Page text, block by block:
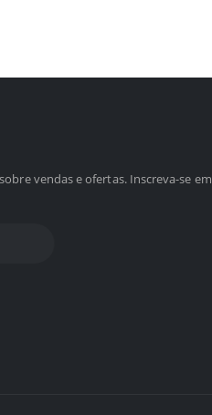
vendas e ofertas. Inscreva-se em